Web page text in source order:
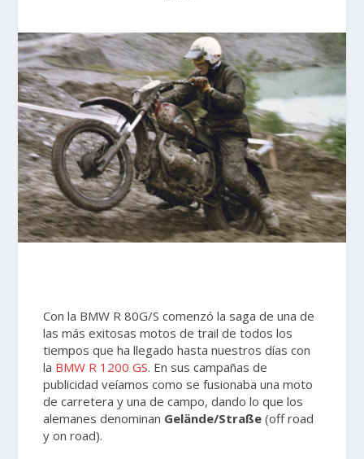
Con la BMW R 80G/S comenzó la saga de una de
las más exitosas motos de trail de todos los
tiempos que ha llegado hasta nuestros días con
la BMW R 1200 GS. En sus campañas de
publicidad veíamos como se fusionaba una moto
de carretera y una de campo, dando lo que los
alemanes denominan Gelände/Straße(off road
y on road).